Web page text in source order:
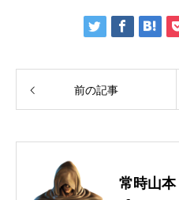
前の記事
常時山本